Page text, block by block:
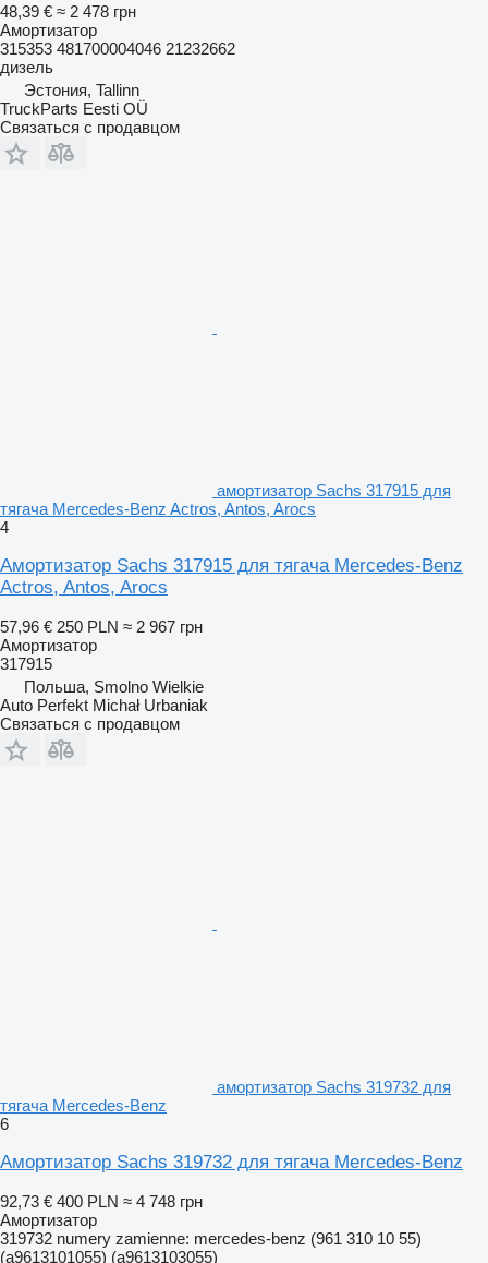
48,39 € ≈ 2 478 грн
Амортизатор
315353 481700004046 21232662
дизель
Эстония, Tallinn
TruckParts Eesti OÜ
Связаться с продавцом
амортизатор Sachs 317915 для
тягача Mercedes-Benz Actros, Antos, Arocs
4
Амортизатор Sachs 317915 для тягача Mercedes-Benz
Actros, Antos, Arocs
57,96 € 250 PLN ≈ 2 967 грн
Амортизатор
317915
Польша, Smolno Wielkie
Auto Perfekt Michał Urbaniak
Связаться с продавцом
амортизатор Sachs 319732 для
тягача Mercedes-Benz
6
Амортизатор Sachs 319732 для тягача Mercedes-Benz
92,73 € 400 PLN ≈ 4 748 грн
Амортизатор
319732 numery zamienne: mercedes-benz (961 310 10 55)
(a9613101055) (a9613103055)